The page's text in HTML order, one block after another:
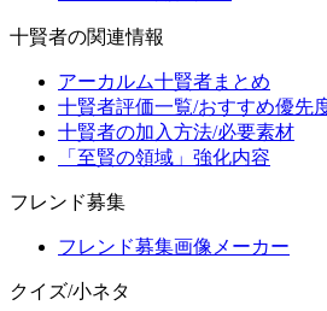
十賢者の関連情報
アーカルム十賢者まとめ
十賢者評価一覧/おすすめ優先
十賢者の加入方法/必要素材
「至賢の領域」強化内容
フレンド募集
フレンド募集画像メーカー
クイズ/小ネタ